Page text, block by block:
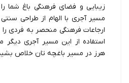
زیبایی و فضای فرهنگی باغ شما
مسیر آجری با الهام از طراحی سنتی
ارجاعات فرهنگی منحصر به فردی
استفاده از این مسیر آجری دیگر
هرز در مسیر باغچه تان خلاص